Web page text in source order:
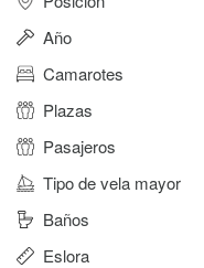
Año
Camarotes
Plazas
Pasajeros
Tipo de vela mayor
Baños
Eslora